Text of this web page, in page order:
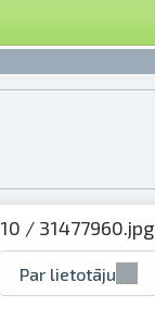
/ 31477960.jpg
Par lietotāju